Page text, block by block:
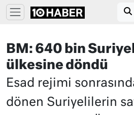
BM: 640 bin
ülkesine döndü
Esad rejimi
dönen Suriyelilerin